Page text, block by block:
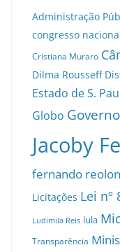
Administração
congresso
Cristiana Muraro
Dilma Rousseff
Estado de S.
Globo
Jacoby
fernando reolon
Licitações Lei nº
Ludimila Reis lula
Transparência